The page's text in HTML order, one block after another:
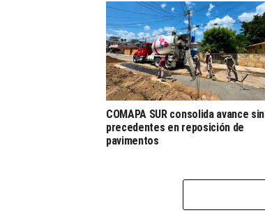
COMAPA SUR consolida avance sin
precedentes en reposición de
pavimentos